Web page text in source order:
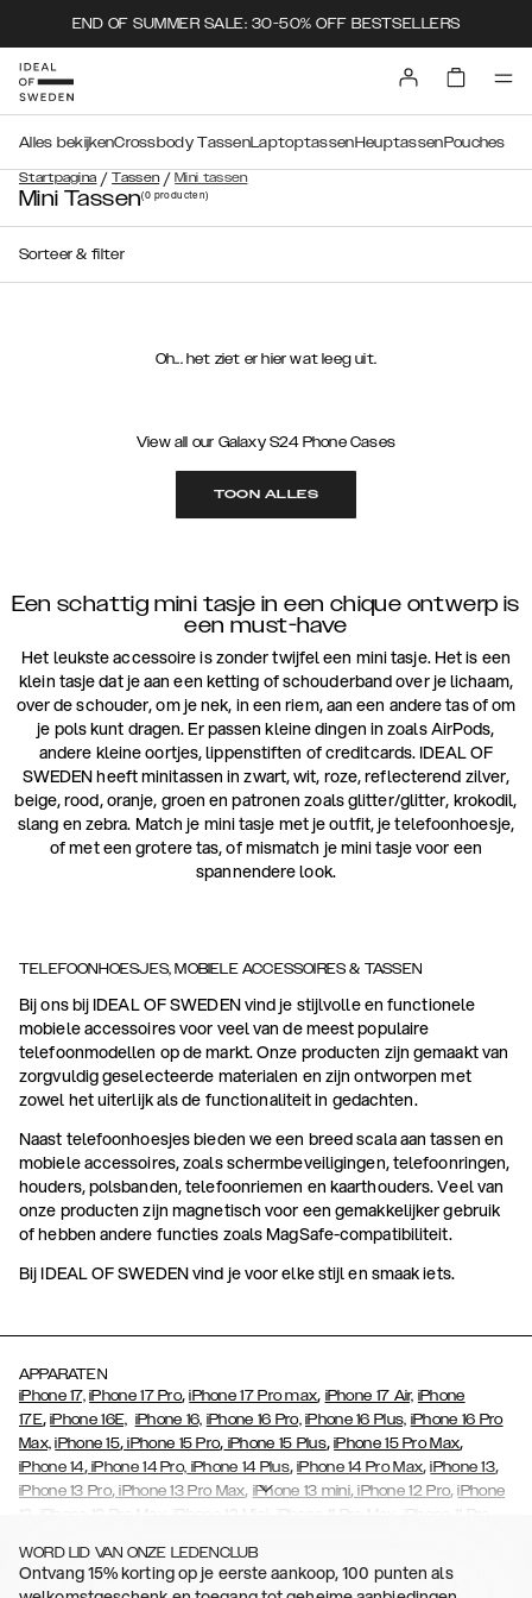
END OF SUMMER SALE: 30-50% OFF BESTSELLERS
Startpagina / Tassen / Mini tassen
Alles bekijkenCrossbody TassenLaptoptassenHeuptassenPouches
Mini Tassen(0 producten)
Sorteer & filter
Oh... het ziet er hier wat leeg uit.
View all our Galaxy S24 Phone Cases
TOON ALLES
Een schattig mini tasje in een chique ontwerp is
een must-have
Het leukste accessoire is zonder twijfel een mini tasje. Het is een
klein tasje dat je aan een ketting of schouderband over je lichaam,
over de schouder, om je nek, in een riem, aan een andere tas of om
je pols kunt dragen. Er passen kleine dingen in zoals AirPods,
andere kleine oortjes, lippenstiften of creditcards. IDEAL OF
SWEDEN heeft minitassen in zwart, wit, roze, reflecterend zilver,
beige, rood, oranje, groen en patronen zoals glitter/glitter, krokodil,
slang en zebra. Match je mini tasje met je outfit, je telefoonhoesje,
of met een grotere tas, of mismatch je mini tasje voor een
spannendere look.
TELEFOONHOESJES, MOBIELE ACCESSOIRES & TASSEN
Bij ons bij IDEAL OF SWEDEN vind je stijlvolle en functionele
mobiele accessoires voor veel van de meest populaire
telefoonmodellen op de markt. Onze producten zijn gemaakt van
zorgvuldig geselecteerde materialen en zijn ontworpen met
zowel het uiterlijk als de functionaliteit in gedachten.
Naast telefoonhoesjes bieden we een breed scala aan tassen en
mobiele accessoires, zoals schermbeveiligingen, telefoonringen,
houders, polsbanden, telefoonriemen en kaarthouders. Veel van
onze producten zijn magnetisch voor een gemakkelijker gebruik
of hebben andere functies zoals MagSafe-compatibiliteit.
Bij IDEAL OF SWEDEN vind je voor elke stijl en smaak iets.
APPARATEN
iPhone 17, iPhone 17 Pro,iPhone 17 Pro max, iPhone 17 Air, iPhone
17E,iPhone 16E, iPhone 16, iPhone 16 Pro, iPhone 16 Plus, iPhone 16 Pro
Max, iPhone 15, iPhone 15 Pro, iPhone 15 Plus,iPhone 15 Pro Max,
iPhone 14,iPhone 14 Pro, iPhone 14 Plus,iPhone 14 Pro Max,iPhone 13,
iPhone 13 Pro, iPhone 13 Pro Max, iPhone 13 mini,iPhone 12 Pro,iPhone
12
iPhone 12 Pro Max iPhone 12 Mini iPhone 11 Pro Max iPhone 11 Pro
(2020),iPhone 8,iPhone 8 Plus,iPhone 7 iPhone 7 Plus
iPhone 6/6s Plus , iPhone 5/5s/SE , Galaxy S26 , Galaxy S26+ ,
WORD LID VAN ONZE LEDENCLUB
Ontvang 15% korting op je eerste aankoop, 100 punten als